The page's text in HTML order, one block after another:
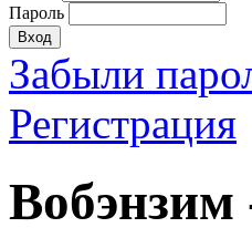
Пароль
Забыли
Регистрация